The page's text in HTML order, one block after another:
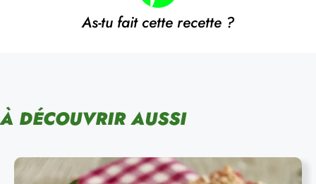
As-tu fait cette recette ?
À DÉCOUVRIR AUSSI